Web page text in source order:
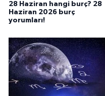
28 Haziran hangi burç? 28
Haziran 2026 burç
yorumları!